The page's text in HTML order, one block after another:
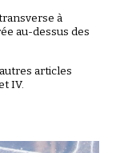
à
au-dessus des
articles
IV.